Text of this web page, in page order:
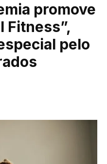
promove
Fitness”,
pelo